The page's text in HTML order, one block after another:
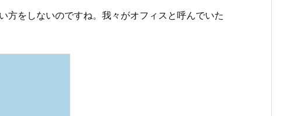
をしないのですね。我々がオフィスと呼んでいた